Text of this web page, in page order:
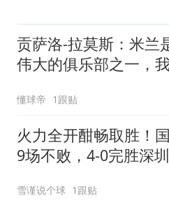
贡萨洛-拉莫斯：米兰
伟大的俱乐部之一，
懂球帝 1跟贴
火力全开酣畅取胜！
9场不败，4-0完胜深
雪谨说个球 1跟贴